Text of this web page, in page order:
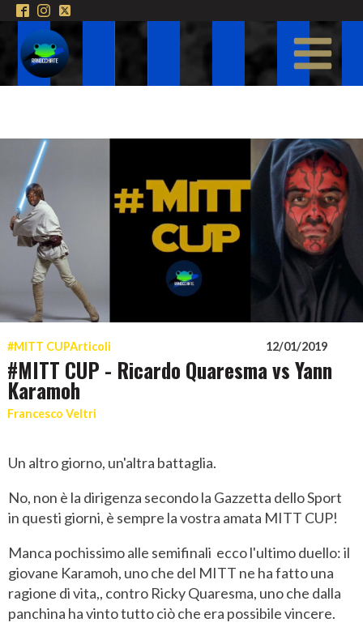
#MITT CUPArticoli 12/01/2019
#MITT CUP - Ricardo Quaresma vs Yann
Karamoh
Francesco Veltri
Un altro giorno, un'altra battaglia.
No, non è la dirigenza secondo la Gazzetta dello Sport
in questi giorni, è sempre la vostra amata MITT CUP!
Manca pochissimo alle semifinali ecco l'ultimo duello: il
giovane Karamoh, uno che del MITT ne ha fatto una
ragione di vita,, contro Ricky Quaresma, uno che dalla
panchina ha vinto tutto ciò che era possibile vincere.